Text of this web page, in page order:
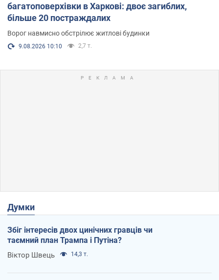
багатоповерхівки в Харкові: двоє загиблих,
більше 20 постраждалих
Ворог навмисно обстрілює житлові будинки
9.08.2026 10:10 2,7 т.
Думки
Збіг інтересів двох цинічних гравців чи
таємний план Трампа і Путіна?
Віктор Швець 14,3 т.